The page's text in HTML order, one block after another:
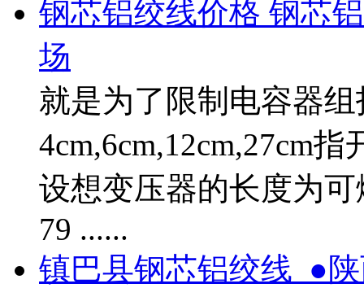
钢芯铝绞线价格 钢芯
场
就是为了限制电容器
4cm,6cm,12cm,27cm
设想变压器的长度为
79 ......
镇巴县钢芯铝绞线_●